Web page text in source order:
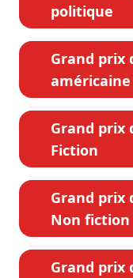
politique
Grand
américaine
Grand prix
Fiction
Grand prix
Non fiction
Grand prix